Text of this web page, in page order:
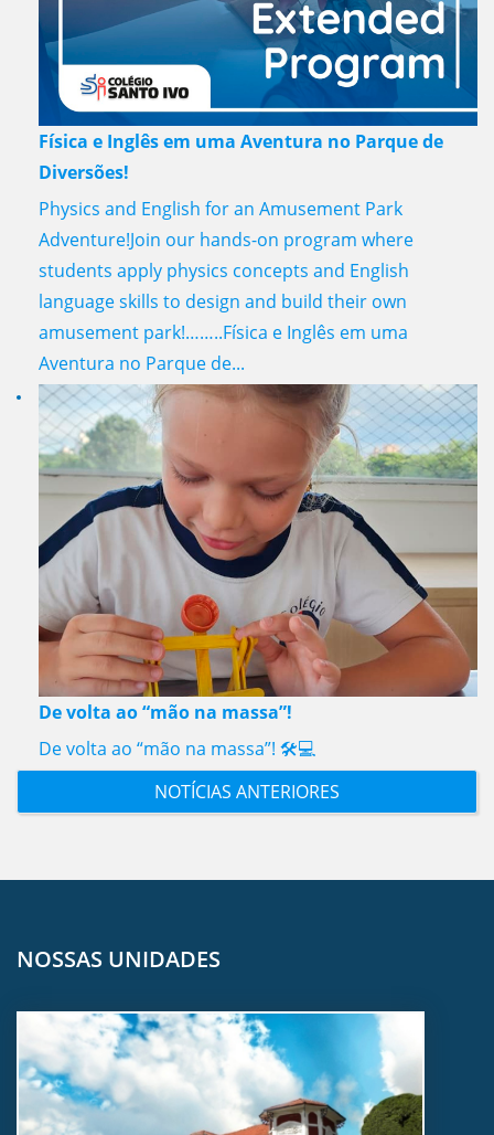
Física e Inglês em uma Aventura no Parque de
Diversões!
Physics and English for an Amusement Park
Adventure!Join our hands-on program where
students apply physics concepts and English
language skills to design and build their own
amusement park!……..Física e Inglês em uma
Aventura no Parque de...
De volta ao “mão na massa”!
De volta ao “mão na massa”! 🛠️💻
NOTÍCIAS ANTERIORES
NOSSAS UNIDADES